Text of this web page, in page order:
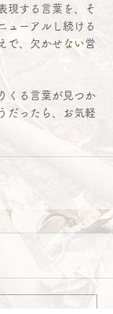
現する言葉を、そ
ューアルし続ける
で、欠かせない営
くる言葉が見つか
だったら、お気軽